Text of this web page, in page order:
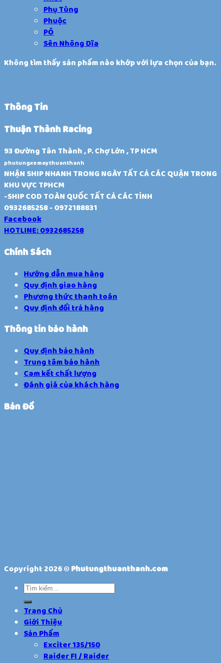
Phụ Tùng
Phuộc
PÔ
Sên Nhông Dĩa
Không tìm thấy sản phẩm nào khớp với lựa chọn của bạn.
Thông Tin
Thuận Thành Racing
93 Đường Tân Thành , P. Chợ Lớn , TP HCM
phutungxemaythuanthanh
NHẬN SHIP NHANH TRONG NGÀY TẤT CẢ CÁC QUẬN TRONG
KHU VỰC TPHCM
-SHIP COD TOÀN QUỐC TẤT CẢ CÁC TỈNH
0932685258 - 0972188831
Facebook
HOTLINE: 0932685258
Chính Sách
Hướng dẫn mua hàng
Quy định giao hàng
Phương thức thanh toán
Quy định đổi trả hàng
Thông tin bảo hành
Quy định bảo hành
Trung tâm bảo hành
Cam kết chất lượng
Đánh giá của khách hàng
Bản Đồ
Copyright 2026 © Phutungthuanthanh.com
Trang Chủ
Giới Thiệu
Sản Phẩm
Exciter 135/150
Raider FI / Raider